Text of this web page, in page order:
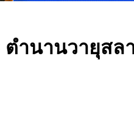
ตำนานวายุส